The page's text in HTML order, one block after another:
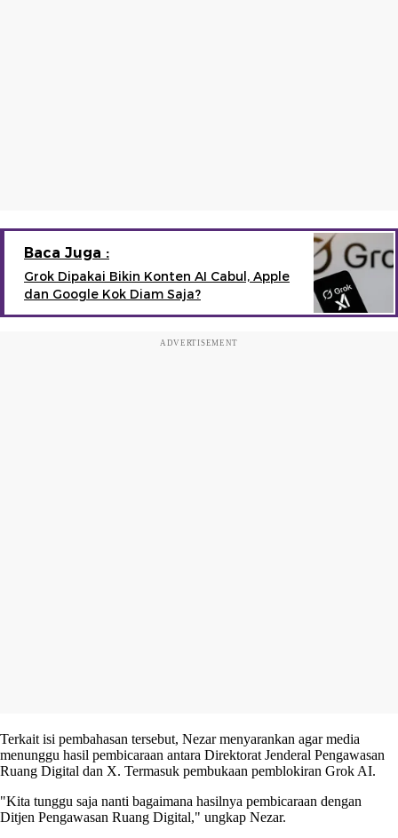
Baca Juga :
Grok Dipakai Bikin Konten AI Cabul, Apple
dan Google Kok Diam Saja?
ADVERTISEMENT
Terkait isi pembahasan tersebut, Nezar menyarankan agar media
menunggu hasil pembicaraan antara Direktorat Jenderal Pengawasan
Ruang Digital dan X. Termasuk pembukaan pemblokiran Grok AI.
"Kita tunggu saja nanti bagaimana hasilnya pembicaraan dengan
Ditjen Pengawasan Ruang Digital," ungkap Nezar.